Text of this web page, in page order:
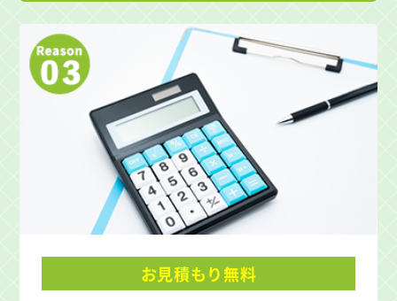
お見積もり無料